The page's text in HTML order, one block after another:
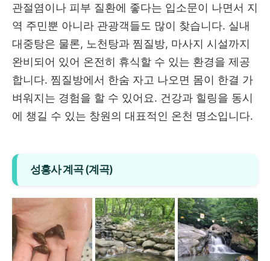
관절염이나 피부 질환에 좋다는 입소문이 나면서 지
역 주민뿐 아니라 관광객들도 많이 찾습니다. 실내
대중탕은 물론, 노천탕과 찜질방, 마사지 시설까지
완비되어 있어 온전히 휴식할 수 있는 환경을 제공
합니다. 찜질방에서 한숨 자고 나오면 몸이 한결 가
벼워지는 경험을 할 수 있어요. 건강과 힐링을 동시
에 챙길 수 있는 창원의 대표적인 온천 명소입니다.
성흥사 계곡 (계곡)